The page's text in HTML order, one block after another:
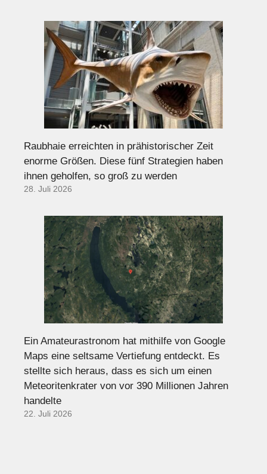
Raubhaie erreichten in prähistorischer Zeit
enorme Größen. Diese fünf Strategien haben
ihnen geholfen, so groß zu werden
28. Juli 2026
Ein Amateurastronom hat mithilfe von Google
Maps eine seltsame Vertiefung entdeckt. Es
stellte sich heraus, dass es sich um einen
Meteoritenkrater von vor 390 Millionen Jahren
handelte
22. Juli 2026